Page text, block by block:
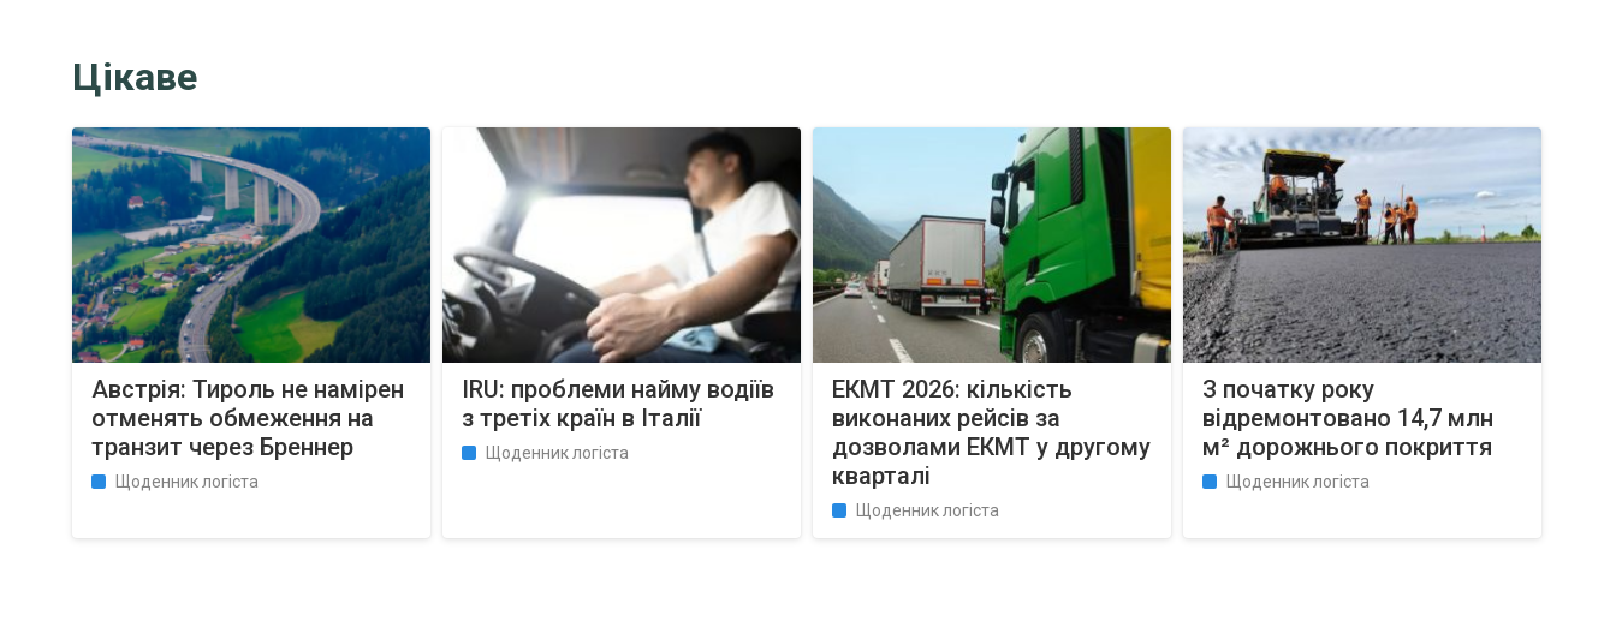
Цікаве
Австрія: Тироль не намірен
отменять обмеження на
транзит через Бреннер
Щоденник логіста
IRU: проблеми найму водіїв
з третіх країн в Італії
Щоденник логіста
ЕКМТ 2026: кількість
виконаних рейсів за
дозволами ЕКМТ у другому
кварталі
Щоденник логіста
З початку року
відремонтовано 14,7 млн
м² дорожнього покриття
Щоденник логіста